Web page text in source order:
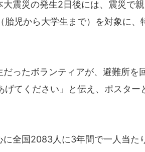
震災の発生2日後には、震災で
児から大学生まで）を対象に、
ったボランティアが、避難所を
てください」と伝え、ポスター
全国2083人に3年間で一人当た